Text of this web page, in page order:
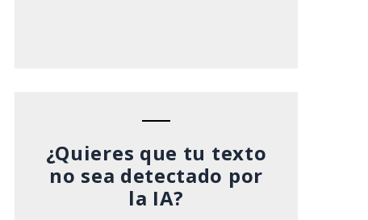
¿Quieres que tu texto
no sea detectado por
la IA?